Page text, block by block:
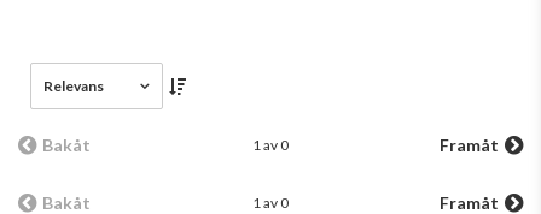
Relevans
Bakåt 1 av 0 Framåt
Bakåt 1 av 0 Framåt